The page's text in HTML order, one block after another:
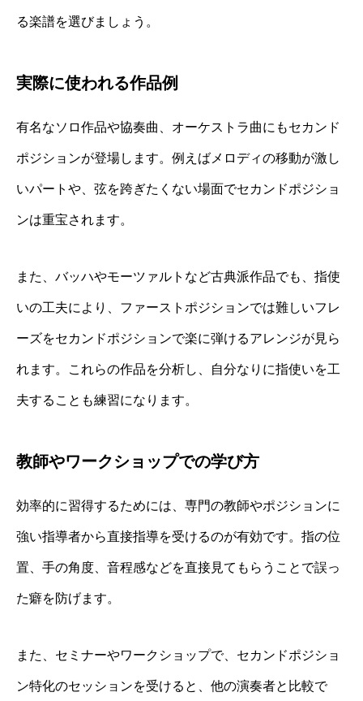
る楽譜を選びましょう。
実際に使われる作品例
有名なソロ作品や協奏曲、オーケストラ曲にもセカンド
ポジションが登場します。例えばメロディの移動が激し
いパートや、弦を跨ぎたくない場面でセカンドポジショ
ンは重宝されます。
また、バッハやモーツァルトなど古典派作品でも、指使
いの工夫により、ファーストポジションでは難しいフレ
ーズをセカンドポジションで楽に弾けるアレンジが見ら
れます。これらの作品を分析し、自分なりに指使いを工
夫することも練習になります。
教師やワークショップでの学び方
効率的に習得するためには、専門の教師やポジションに
強い指導者から直接指導を受けるのが有効です。指の位
置、手の角度、音程感などを直接見てもらうことで誤っ
た癖を防げます。
また、セミナーやワークショップで、セカンドポジショ
ン特化のセッションを受けると、他の演奏者と比較で